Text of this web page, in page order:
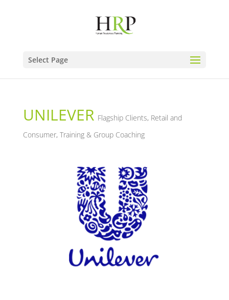
Select Page
UNILEVER Flagship Clients, Retail and
Consumer, Training & Group Coaching